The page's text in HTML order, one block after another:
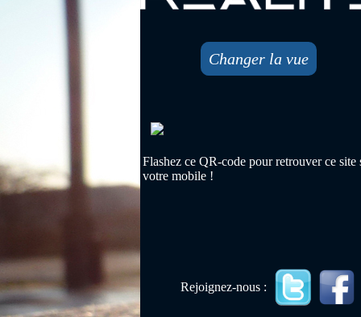
Changer la vue
Flashez ce QR-code pour retrouver ce site
votre mobile !
Rejoignez-nous :